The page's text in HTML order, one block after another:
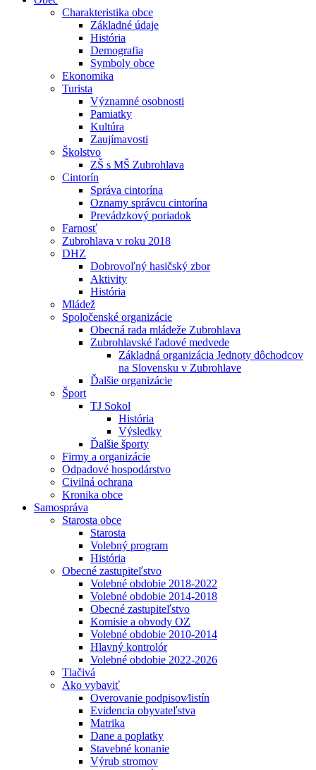
Charakteristika obce
Základné údaje
História
Demografia
Symboly obce
Ekonomika
Turista
Významné osobnosti
Pamiatky
Kultúra
Zaujímavosti
Školstvo
ZŠ s MŠ Zubrohlava
Cintorín
Správa cintorína
Oznamy správcu cintorína
Prevádzkový poriadok
Farnosť
Zubrohlava v roku 2018
DHZ
Dobrovoľný hasičský zbor
Aktivity
História
Mládež
Spoločenské organizácie
Obecná rada mládeže Zubrohlava
Zubrohlavské ľadové medvede
Základná organizácia Jednoty dôchodcov
na Slovensku v Zubrohlave
Ďalšie organizácie
Šport
TJ Sokol
História
Výsledky
Ďalšie športy
Firmy a organizácie
Odpadové hospodárstvo
Civilná ochrana
Kronika obce
Samospráva
Starosta obce
Starosta
Volebný program
História
Obecné zastupiteľstvo
Volebné obdobie 2018-2022
Volebné obdobie 2014-2018
Obecné zastupiteľstvo
Komisie a obvody OZ
Volebné obdobie 2010-2014
Hlavný kontrolór
Volebné obdobie 2022-2026
Tlačivá
Ako vybaviť
Overovanie podpisov⁄listín
Evidencia obyvateľstva
Matrika
Dane a poplatky
Stavebné konanie
Výrub stromov